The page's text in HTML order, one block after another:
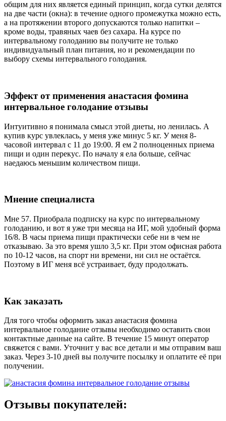
общим для них является единый принцип, когда сутки делятся
на две части (окна): в течение одного промежутка можно есть,
а на протяжении второго допускаются только напитки –
кроме воды, травяных чаев без сахара. На курсе по
интервальному голоданию вы получите не только
индивидуальный план питания, но и рекомендации по
выбору схемы интервального голодания.
Эффект от применения анастасия фомина
интервальное голодание отзывы
Интуитивно я понимала смысл этой диеты, но ленилась. А
купив курс увлеклась, у меня уже минус 5 кг. У меня 8-
часовой интервал с 11 до 19:00. Я ем 2 полноценных приема
пищи и один перекус. По началу я ела больше, сейчас
наедаюсь меньшим количеством пищи.
Мнение специалиста
Мне 57. Приобрала подписку на курс по интервальному
голоданию, и вот я уже три месяца на ИГ, мой удобный форма
16/8. В часы приема пищи практически себе ни в чем не
отказываю. За это время ушло 3,5 кг. При этом офисная работа
по 10-12 часов, на спорт ни времени, ни сил не остаётся.
Поэтому в ИГ меня всё устраивает, буду продолжать.
Как заказать
Для того чтобы оформить заказ анастасия фомина
интервальное голодание отзывы необходимо оставить свои
контактные данные на сайте. В течение 15 минут оператор
свяжется с вами. Уточнит у вас все детали и мы отправим ваш
заказ. Через 3-10 дней вы получите посылку и оплатите её при
получении.
Отзывы покупателей: